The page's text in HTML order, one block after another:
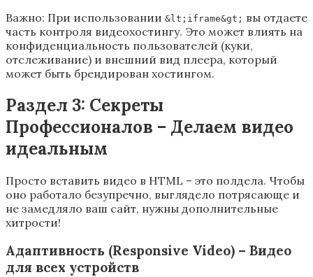
Важно: При использовании &lt;iframe&gt; вы отдаете
часть контроля видеохостингу. Это может влиять на
конфиденциальность пользователей (куки,
отслеживание) и внешний вид плеера, который
может быть брендирован хостингом.
Раздел 3: Секреты
Профессионалов – Делаем видео
идеальным
Просто вставить видео в HTML – это полдела. Чтобы
оно работало безупречно, выглядело потрясающе и
не замедляло ваш сайт, нужны дополнительные
хитрости!
Адаптивность (Responsive Video) – Видео
для всех устройств